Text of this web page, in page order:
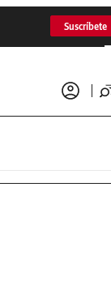
Suscríbete